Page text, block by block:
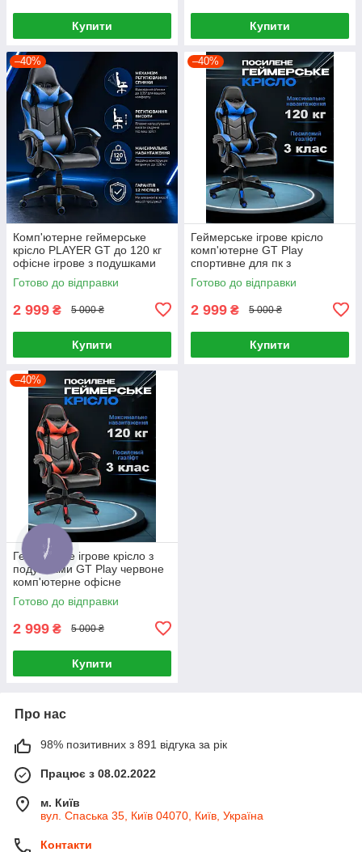
Купити Купити
–40%
Комп'ютерне геймерське
крісло PLAYER GT до 120 кг
офісне ігрове з подушками
розкладне для дому офісу
роботи навчання Синій
Готово до відправки
2 999 ₴ 5 000 ₴
Купити
–40%
Геймерське ігрове крісло
комп'ютерне GT Play
спортивне для пк з
подушками розкладне синє
Готово до відправки
2 999 ₴ 5 000 ₴
Купити
–40%
Геймерське ігрове крісло з
подушками GT Play червоне
комп'ютерне офісне
розкладне
Готово до відправки
2 999 ₴ 5 000 ₴
Купити
Про нас
98% позитивних з 891 відгука за рік
Працює з 08.02.2022
м. Київ
вул. Спаська 35, Київ 04070, Київ, Україна
Контакти